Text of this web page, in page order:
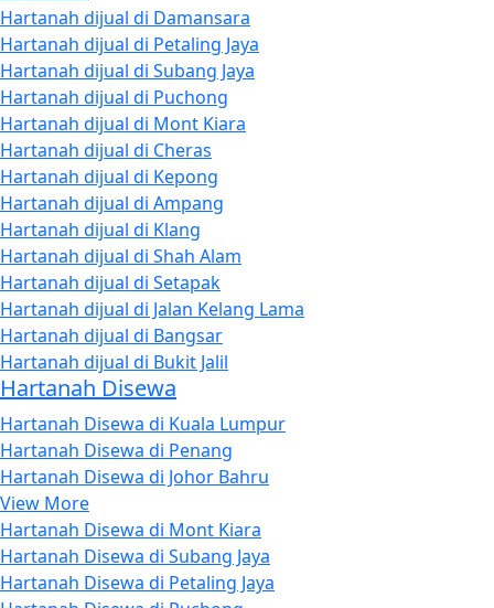
Hartanah dijual di Damansara
Hartanah dijual di Petaling Jaya
Hartanah dijual di Subang Jaya
Hartanah dijual di Puchong
Hartanah dijual di Mont Kiara
Hartanah dijual di Cheras
Hartanah dijual di Kepong
Hartanah dijual di Ampang
Hartanah dijual di Klang
Hartanah dijual di Shah Alam
Hartanah dijual di Setapak
Hartanah dijual di Jalan Kelang Lama
Hartanah dijual di Bangsar
Hartanah dijual di Bukit Jalil
Hartanah Disewa
Hartanah Disewa di Kuala Lumpur
Hartanah Disewa di Penang
Hartanah Disewa di Johor Bahru
View More
Hartanah Disewa di Mont Kiara
Hartanah Disewa di Subang Jaya
Hartanah Disewa di Petaling Jaya